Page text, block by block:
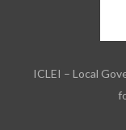
ICLEI – Local